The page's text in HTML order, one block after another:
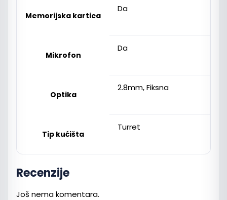
Memorijska kartica
Da
Mikrofon
Da
Optika
2.8mm, Fiksna
Tip kućišta
Turret
Recenzije
Još nema komentara.